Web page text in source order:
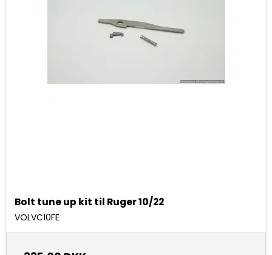
Bolt tune up kit til Ruger 10/22
VOLVC10FE